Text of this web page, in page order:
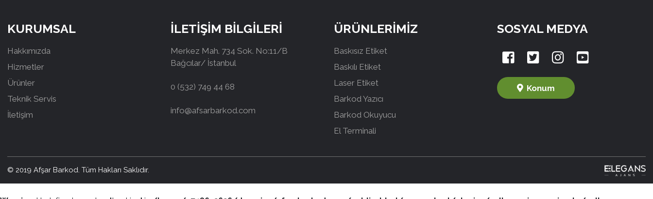
KURUMSAL
Hakkımızda
Hizmetler
Ürünler
Teknik Servis
İletişim
İLETİŞİM BİLGİLERİ
Merkez Mah. 734 Sok. No:11/B
Bağcılar/ İstanbul
0 (532) 749 44 68
info@afsarbarkod.com
ÜRÜNLERİMİZ
Baskısız Etiket
Baskılı Etiket
Laser Etiket
Barkod Yazıcı
Barkod Okuyucu
El Terminali
SOSYAL MEDYA
Konum
© 2019 Afşar Barkod. Tüm Hakları Saklıdır.